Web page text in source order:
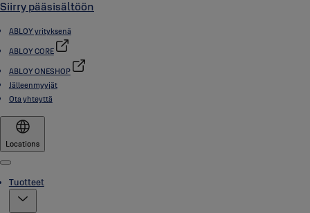
Siirry pääsisältöön
ABLOY yrityksenä
ABLOY CORE
ABLOY ONESHOP
Jälleenmyyjät
Ota yhteyttä
Locations
Menu
Tuotteet